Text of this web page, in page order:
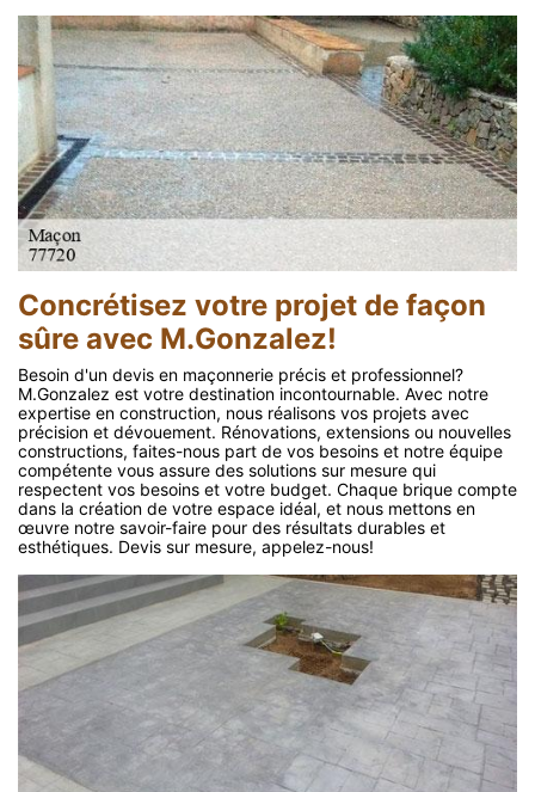
Concrétisez votre projet de façon
sûre avec M.Gonzalez!
Besoin d'un devis en maçonnerie précis et professionnel?
M.Gonzalez est votre destination incontournable. Avec notre
expertise en construction, nous réalisons vos projets avec
précision et dévouement. Rénovations, extensions ou nouvelles
constructions, faites-nous part de vos besoins et notre équipe
compétente vous assure des solutions sur mesure qui
respectent vos besoins et votre budget. Chaque brique compte
dans la création de votre espace idéal, et nous mettons en
œuvre notre savoir-faire pour des résultats durables et
esthétiques. Devis sur mesure, appelez-nous!